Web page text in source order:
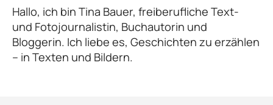
Hallo, ich bin Tina Bauer, freiberufliche Text-
und Fotojournalistin, Buchautorin und
Bloggerin. Ich liebe es, Geschichten zu erzählen
– in Texten und Bildern.